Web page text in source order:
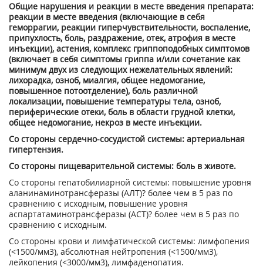
Общие нарушения и реакции в месте введения препарата:
реакции в месте введения (включающие в себя
геморрагии, реакции гиперчувствительности, воспаление,
припухлость, боль, раздражение, отек, атрофия в месте
инъекции), астения, комплекс гриппоподобных симптомов
(включает в себя симптомы гриппа и/или сочетание как
минимум двух из следующих нежелательных явлений:
лихорадка, озноб, миалгия, общее недомогание,
повышенное потоотделение), боль различной
локализации, повышение температуры тела, озноб,
периферические отеки, боль в области грудной клетки,
общее недомогание, некроз в месте инъекции.
Со стороны сердечно-сосудистой системы: артериальная
гипертензия.
Со стороны пищеварительной системы: боль в животе.
Со стороны гепатобилиарной системы: повышение уровня
аланинаминотрансферазы (АЛТ)? более чем в 5 раз по
сравнению с исходным, повышение уровня
аспартатаминотрансферазы (ACT)? более чем в 5 раз по
сравнению с исходным.
Со стороны крови и лимфатической системы: лимфопения
(<1500/мм3), абсолютная нейтропения (<1500/мм3),
лейкопения (<3000/мм3), лимфаденопатия.